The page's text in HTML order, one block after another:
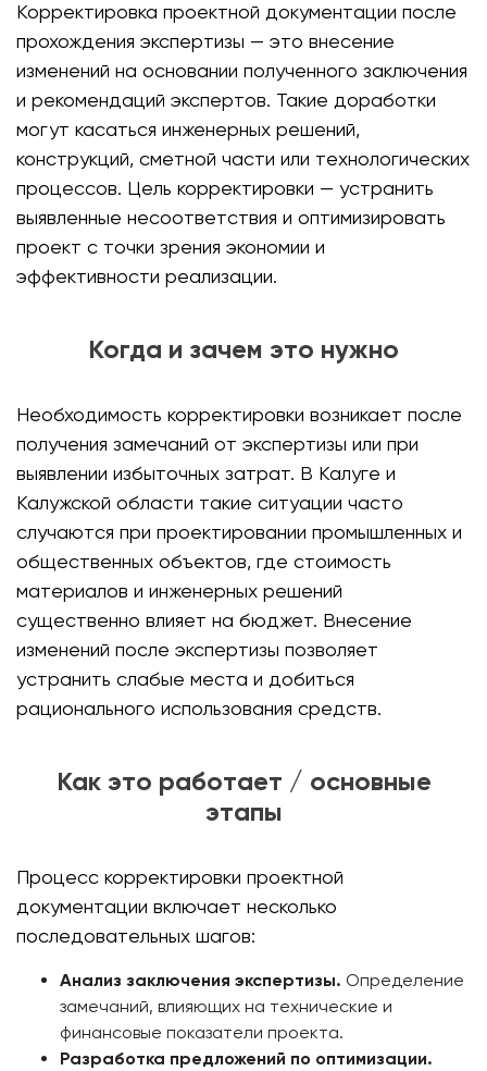
Корректировка проектной документации после
прохождения экспертизы — это внесение
изменений на основании полученного заключения
и рекомендаций экспертов. Такие доработки
могут касаться инженерных решений,
конструкций, сметной части или технологических
процессов. Цель корректировки — устранить
выявленные несоответствия и оптимизировать
проект с точки зрения экономии и
эффективности реализации.
Когда и зачем это нужно
Необходимость корректировки возникает после
получения замечаний от экспертизы или при
выявлении избыточных затрат. В Калуге и
Калужской области такие ситуации часто
случаются при проектировании промышленных и
общественных объектов, где стоимость
материалов и инженерных решений
существенно влияет на бюджет. Внесение
изменений после экспертизы позволяет
устранить слабые места и добиться
рационального использования средств.
Как это работает / основные
этапы
Процесс корректировки проектной
документации включает несколько
последовательных шагов:
Анализ заключения экспертизы. Определение
замечаний, влияющих на технические и
финансовые показатели проекта.
Разработка предложений по оптимизации.